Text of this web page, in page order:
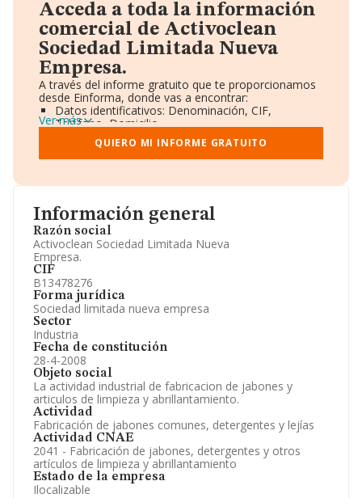
Información general
Razón social
Activoclean Sociedad Limitada Nueva
Empresa.
CIF
B13478276
Forma jurídica
Sociedad limitada nueva empresa
Sector
Industria
Fecha de constitución
28-4-2008
Objeto social
La actividad industrial de fabricacion de jabones y
articulos de limpieza y abrillantamiento.
Actividad
Fabricación de jabones comunes, detergentes y lejías
Actividad CNAE
2041 - Fabricación de jabones, detergentes y otros
artículos de limpieza y abrillantamiento
Estado de la empresa
Ilocalizable
Acceda a toda la información
comercial de Activoclean
Sociedad Limitada Nueva
Empresa.
A través del informe gratuito que te proporcionamos
desde Einforma, donde vas a encontrar:
Datos identificativos: Denominación, CIF,
Teléfono, Domicilio.
Informe Mercantil Completo (BORME).
Gráficos de Evolución Ventas y Empleados.
Consejo de Administración y Administradores.
Accionistas.
Artículos de prensa publicados sobre la empresa.
Información oficial y registral complementaria.
Ver más
QUIERO MI INFORME GRATUITO